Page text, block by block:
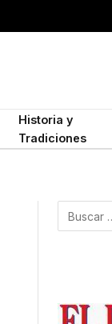
Historia y
Tradiciones